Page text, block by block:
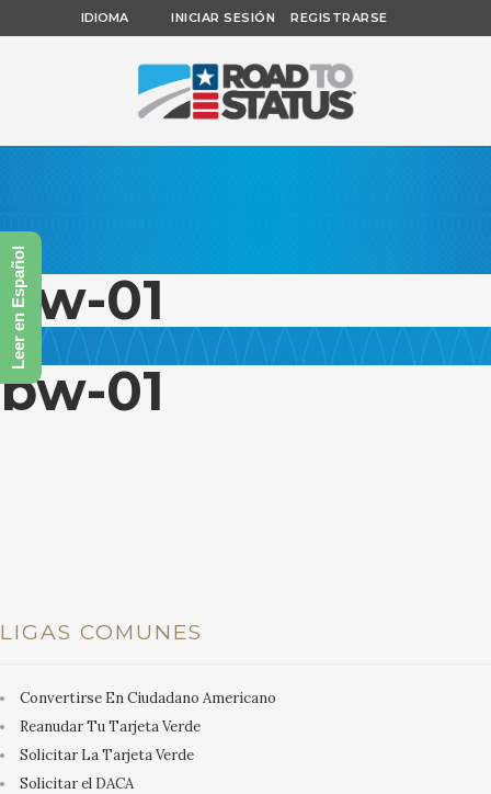
IDIOMA INICIAR SESIÓN REGISTRARSE
bw-01
bw-01
LIGAS COMUNES
Convertirse En Ciudadano Americano
Reanudar Tu Tarjeta Verde
Solicitar La Tarjeta Verde
Solicitar el DACA
Leer en Español